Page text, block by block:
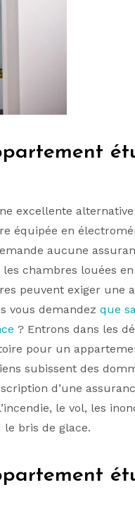
excellente
équipée en
aucune
chambres louées
peuvent exiger une
vous demandez que
? Entrons dans les
pour un
subissent des
d’une
le vol, les
le bris de glace.